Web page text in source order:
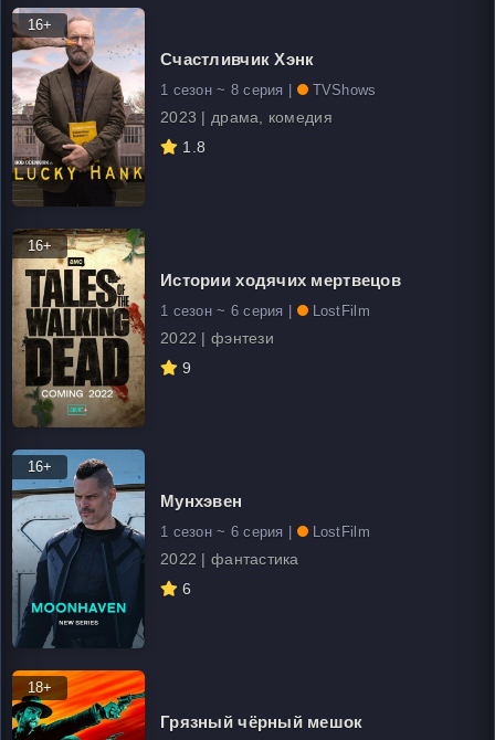
16+
Счастливчик Хэнк
1 сезон ~ 8 серия | TVShows
2023 | драма, комедия
1.8
16+
Истории ходячих мертвецов
1 сезон ~ 6 серия | LostFilm
2022 | фэнтези
9
16+
Мунхэвен
1 сезон ~ 6 серия | LostFilm
2022 | фантастика
6
18+
Грязный чёрный мешок